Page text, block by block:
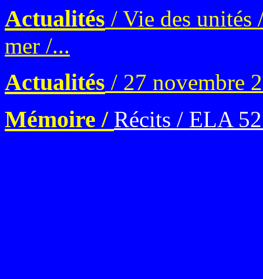
Actualités / Vie des unités
mer /...
Actualités / 27 novembre
Mémoire / Récits / ELA